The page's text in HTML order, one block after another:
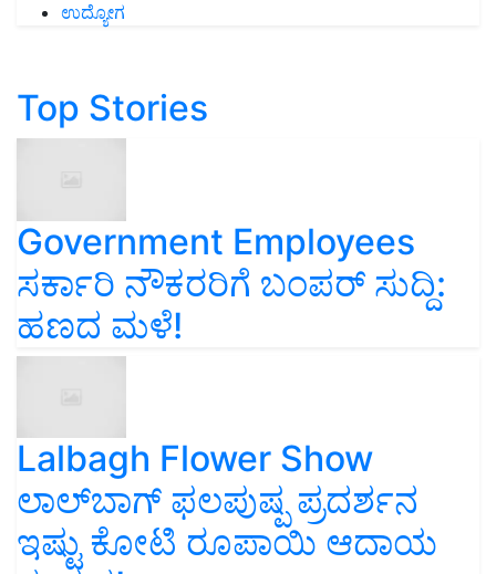
ಉದ್ಯೋಗ
Top Stories
Government Employees
ಸರ್ಕಾರಿ ನೌಕರರಿಗೆ ಬಂಪರ್‌ ಸುದ್ದಿ:
ಹಣದ ಮಳೆ!
Lalbagh Flower Show
ಲಾಲ್‌ಬಾಗ್ ಫಲಪುಷ್ಪ ಪ್ರದರ್ಶನ
ಇಷ್ಟು ಕೋಟಿ ರೂಪಾಯಿ ಆದಾಯ